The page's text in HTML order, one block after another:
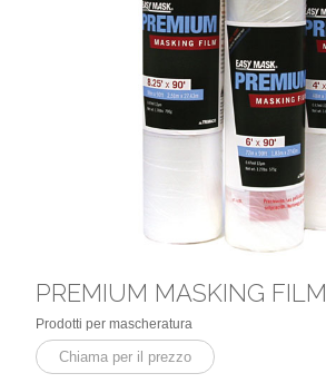
PREMIUM MASKING FILM
Prodotti per mascheratura
Chiama per il prezzo